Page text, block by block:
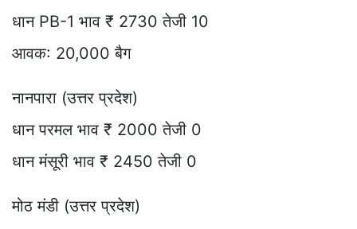
धान PB-1 भाव ₹ 2730 तेजी 10
आवक: 20,000 बैग
नानपारा (उत्तर प्रदेश)
धान परमल भाव ₹ 2000 तेजी 0
धान मंसूरी भाव ₹ 2450 तेजी 0
मोठ मंडी (उत्तर प्रदेश)